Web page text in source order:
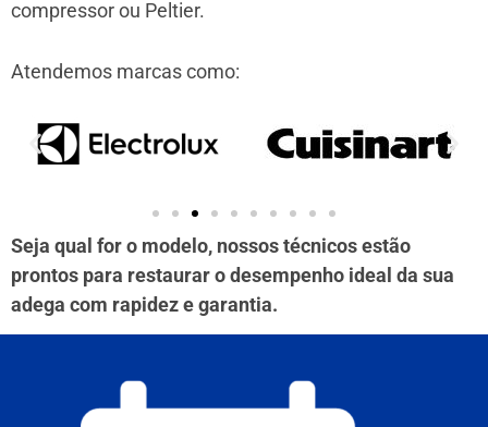
compressor ou Peltier.
Atendemos marcas como:
Seja qual for o modelo, nossos técnicos estão
prontos para restaurar o desempenho ideal da sua
adega com rapidez e garantia.